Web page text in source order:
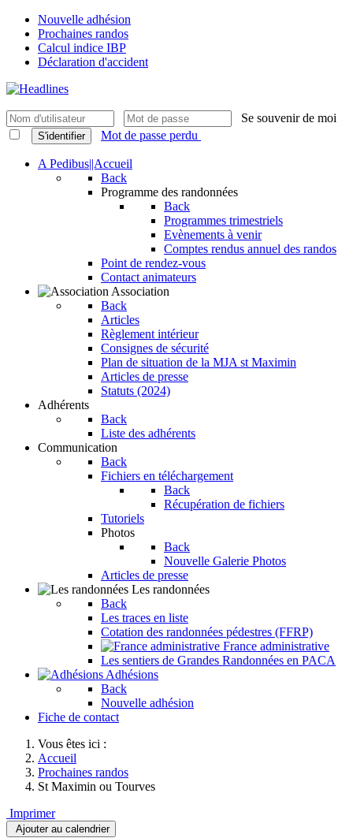
Nouvelle adhésion
Prochaines randos
Calcul indice IBP
Déclaration d'accident
Se souvenir de moi
S'identifier Mot de passe perdu
A Pedibus||Accueil
Back
Programme des randonnées
Back
Programmes trimestriels
Evènements à venir
Comptes rendus annuel des randos
Point de rendez-vous
Contact animateurs
Association
Back
Articles
Règlement intérieur
Consignes de sécurité
Plan de situation de la MJA st Maximin
Articles de presse
Statuts (2024)
Adhérents
Back
Liste des adhérents
Communication
Back
Fichiers en téléchargement
Back
Récupération de fichiers
Tutoriels
Photos
Back
Nouvelle Galerie Photos
Articles de presse
Les randonnées
Back
Les traces en liste
Cotation des randonnées pédestres (FFRP)
France administrative
Les sentiers de Grandes Randonnées en PACA
Adhésions
Back
Nouvelle adhésion
Fiche de contact
Vous êtes ici :
Accueil
Prochaines randos
St Maximin ou Tourves
Imprimer
Ajouter au calendrier